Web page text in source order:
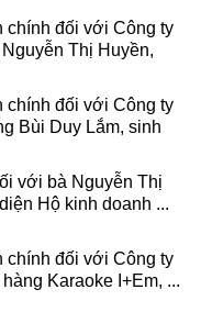
chính đối với Công ty
Thị Huyền,
chính đối với Công ty
Bùi Duy Lắm, sinh
với bà Nguyễn Thị
Hộ kinh doanh ...
chính đối với Công ty
Karaoke I+Em, ...